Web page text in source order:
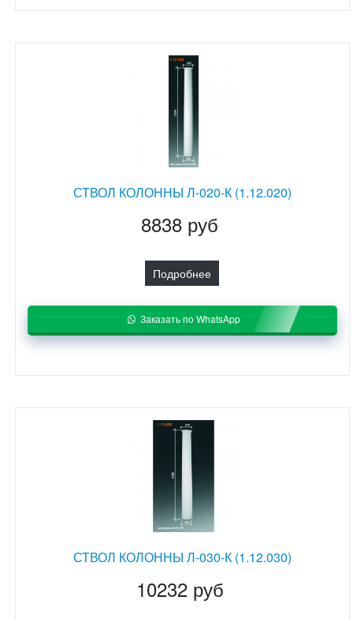
СТВОЛ КОЛОННЫ Л-020-К (1.12.020)
8838 руб
Подробнее
Заказать по WhatsApp
СТВОЛ КОЛОННЫ Л-030-К (1.12.030)
10232 руб